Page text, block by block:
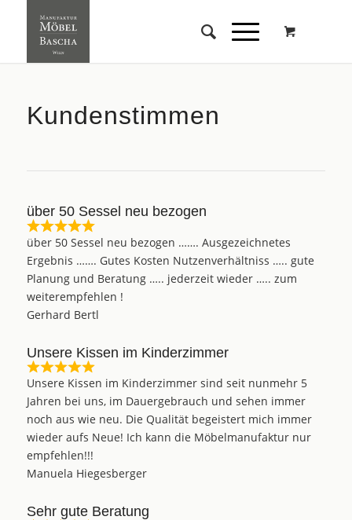
Kundenstimmen
über 50 Sessel neu bezogen
über 50 Sessel neu bezogen ……. Ausgezeichnetes
Ergebnis ……. Gutes Kosten Nutzenverhältniss ….. gute
Planung und Beratung ….. jederzeit wieder ….. zum
weiterempfehlen !
Gerhard Bertl
Unsere Kissen im Kinderzimmer
Unsere Kissen im Kinderzimmer sind seit nunmehr 5
Jahren bei uns, im Dauergebrauch und sehen immer
noch aus wie neu. Die Qualität begeistert mich immer
wieder aufs Neue! Ich kann die Möbelmanufaktur nur
empfehlen!!!
Manuela Hiegesberger
Sehr gute Beratung